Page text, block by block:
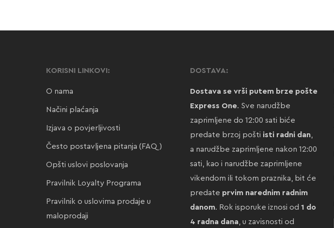
KORISNI LINKOVI:
O nama
Načini plaćanja
Izjava o povjerljivosti
Često postavljena pitanja (FAQ)
Opšti uslovi poslovanja
Pravilnik Loyalty Programa
Pravilnik o uslovima prodaje u
maloprodaji
DOSTAVA:
Dostava se vrši putem brze pošte
Express One. Sve narudžbe
zaprimljene do 12:00 sati biće
predate brzoj pošti isti radni dan,
a narudžbe zaprimljene nakon 12:00
sati, kao i narudžbe zaprimljene
vikendom ili tokom praznika, bit će
predate prvim narednim radnim
danom. Rok isporuke iznosi od 1 do
4 radna dana, u zavisnosti od